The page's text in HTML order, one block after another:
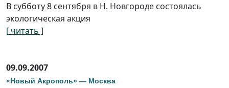
В субботу 8 сентября в Н. Новгороде состоялась
экологическая акция
[ читать ]
09.09.2007
«Новый Акрополь» — Москва